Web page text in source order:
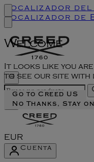
Welcome
It looks like you
to see our site
Go to Creed US
No Thanks, Stay
Localizador del
Localizador de
EUR
Cuenta